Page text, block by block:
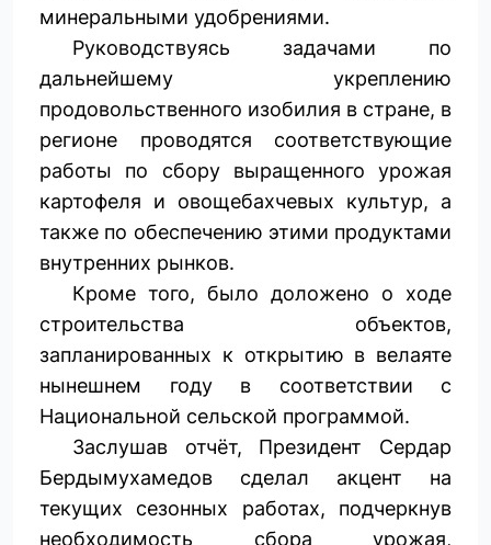
минеральными удобрениями.
Руководствуясь задачами по
дальнейшему укреплению
продовольственного изобилия в стране, в
регионе проводятся соответствующие
работы по сбору выращенного урожая
картофеля и овощебахчевых культур, а
также по обеспечению этими продуктами
внутренних рынков.
Кроме того, было доложено о ходе
строительства объектов,
запланированных к открытию в велаяте
нынешнем году в соответствии с
Национальной сельской программой.
Заслушав отчёт, Президент Сердар
Бердымухамедов сделал акцент на
текущих сезонных работах, подчерк­нув
необходимость сбора урожая,